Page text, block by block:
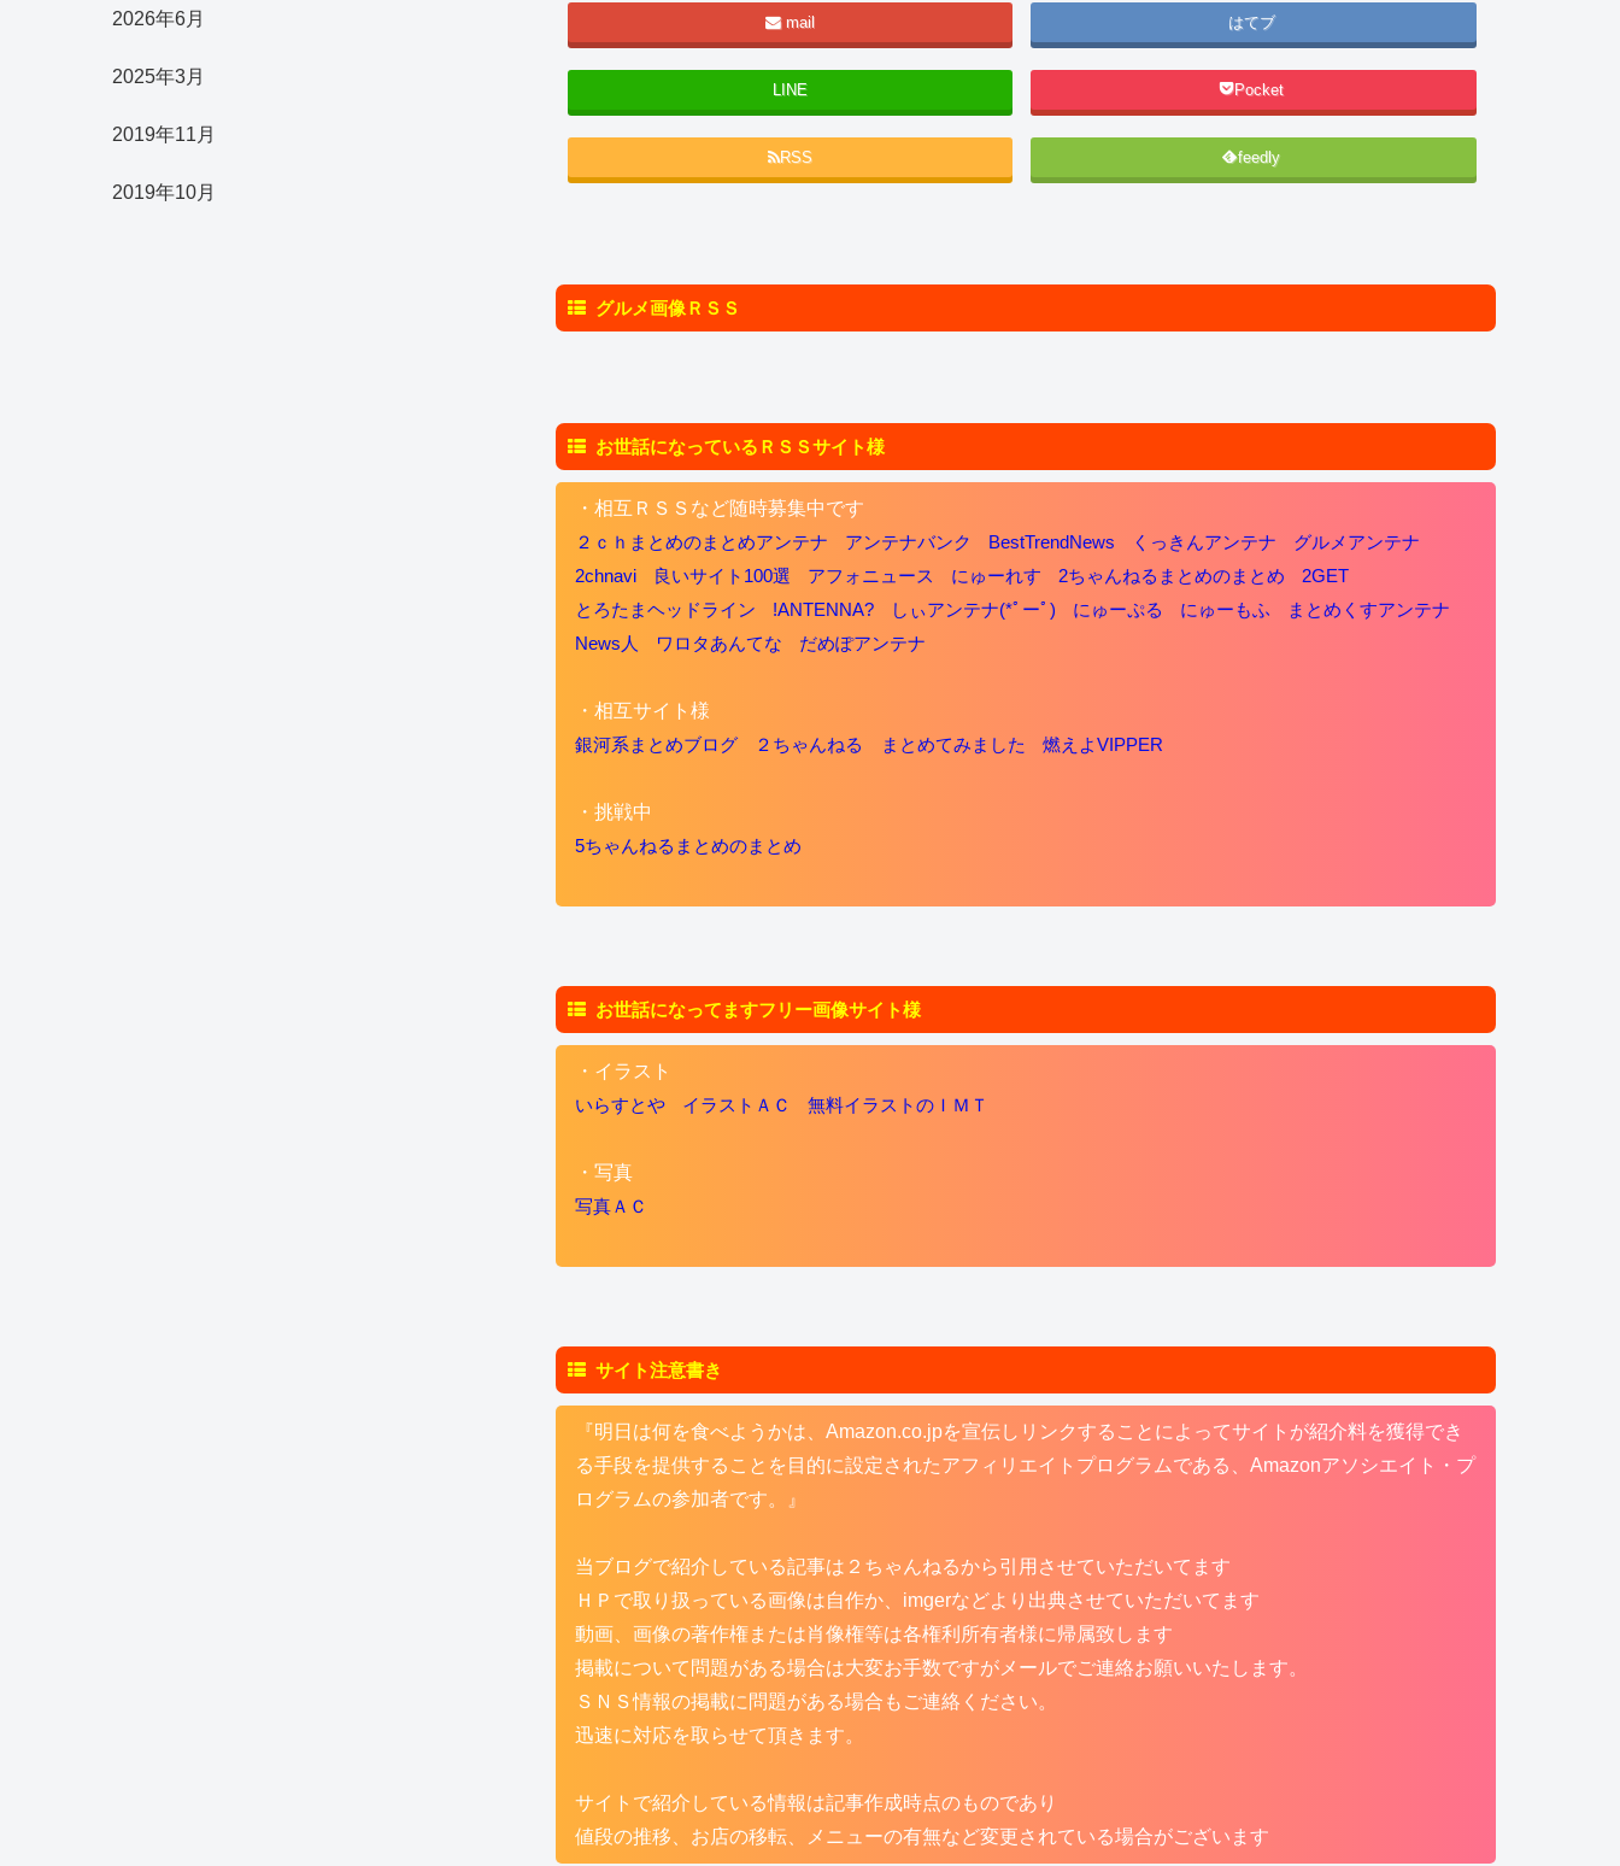
mail はてブ
LINE Pocket
RSS feedly
グルメ画像ＲＳＳ
お世話になっているＲＳＳサイト様
・相互ＲＳＳなど随時募集中です
２ｃｈまとめのまとめアンテナ
アンテナバンク BestTrendNews くっきんアンテナ
グルメアンテナ
2chnavi
良いサイト100選 アフォニュース にゅーれす 2ちゃんねるまとめのまとめ
2GET
とろたまヘッドライン
!ANTENNA? しぃアンテナ(*ﾟーﾟ) にゅーぷる にゅーもふ
まとめくすアンテナ
News人
ワロタあんてな だめぽアンテナ
・相互サイト様
銀河系まとめブログ
２ちゃんねる まとめてみました 燃えよVIPPER
・挑戦中
5ちゃんねるまとめのまとめ
お世話になってますフリー画像サイト様
・イラスト
いらすとや
イラストＡＣ 無料イラストのＩＭＴ
・写真
写真ＡＣ
サイト注意書き
『明日は何を食べようかは、Amazon.co.jpを宣伝しリンクすることによってサイトが紹介料を獲得でき
る手段を提供することを目的に設定されたアフィリエイトプログラムである、Amazonアソシエイト・プ
ログラムの参加者です。』
当ブログで紹介している記事は２ちゃんねるから引用させていただいてます
ＨＰで取り扱っている画像は自作か、imgerなどより出典させていただいてます
動画、画像の著作権または肖像権等は各権利所有者様に帰属致します
掲載について問題がある場合は大変お手数ですがメールでご連絡お願いいたします。
ＳＮＳ情報の掲載に問題がある場合もご連絡ください。
迅速に対応を取らせて頂きます。
サイトで紹介している情報は記事作成時点のものであり
値段の推移、お店の移転、メニューの有無など変更されている場合がございます
2026年6月
2025年3月
2019年11月
2019年10月